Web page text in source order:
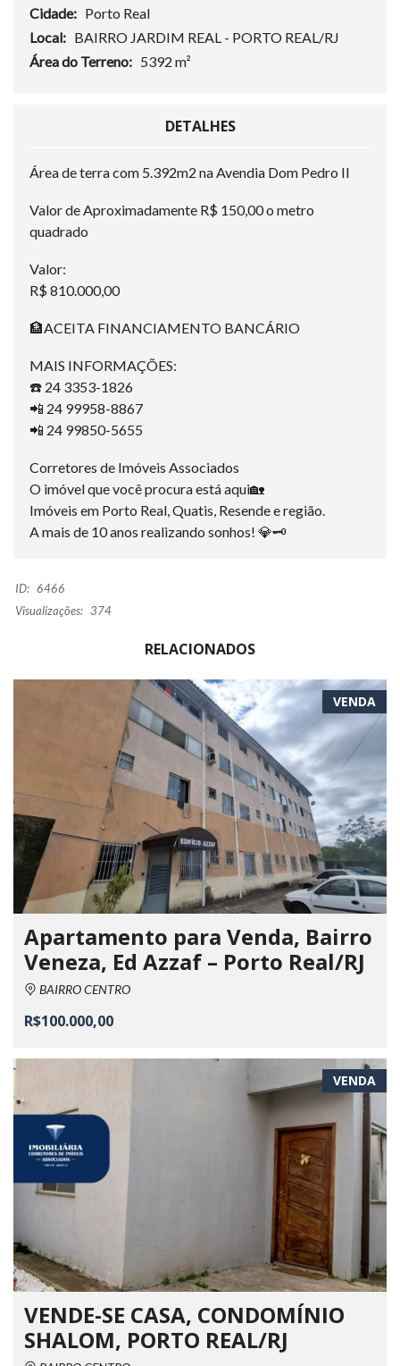
Cidade: Porto Real
Local: BAIRRO JARDIM REAL - PORTO REAL/RJ
Área do Terreno: 5392 m²
DETALHES
Área de terra com 5.392m2 na Avendia Dom Pedro II
Valor de Aproximadamente R$ 150,00 o metro
quadrado
Valor:
R$ 810.000,00
🏦ACEITA FINANCIAMENTO BANCÁRIO
MAIS INFORMAÇÕES:
☎️ 24 3353-1826
📲 24 99958-8867
📲 24 99850-5655
Corretores de Imóveis Associados
O imóvel que você procura está aqui🏡
Imóveis em Porto Real, Quatis, Resende e região.
A mais de 10 anos realizando sonhos! 💎🗝
ID: 6466
Visualizações: 374
RELACIONADOS
VENDA
Apartamento para Venda, Bairro
Veneza, Ed Azzaf – Porto Real/RJ
BAIRRO CENTRO
R$100.000,00
VENDA
VENDE-SE CASA, CONDOMÍNIO
SHALOM, PORTO REAL/RJ